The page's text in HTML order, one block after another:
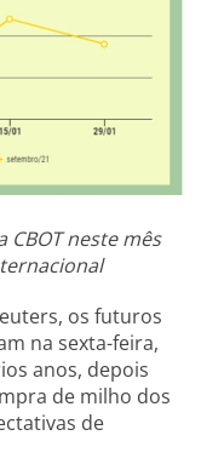
neste mês
os futuros
na sexta-feira,
anos, depois
de milho dos
de